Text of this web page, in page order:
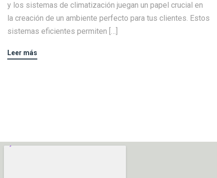
y los sistemas de climatización juegan un papel crucial en
la creación de un ambiente perfecto para tus clientes. Estos
sistemas eficientes permiten […]
Leer más